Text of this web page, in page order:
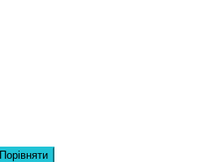
Порівняти